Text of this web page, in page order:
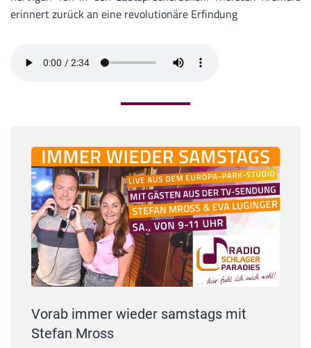
erinnert zurück an eine revolutionäre Erfindung
Vorab immer wieder samstags mit
Stefan Mross